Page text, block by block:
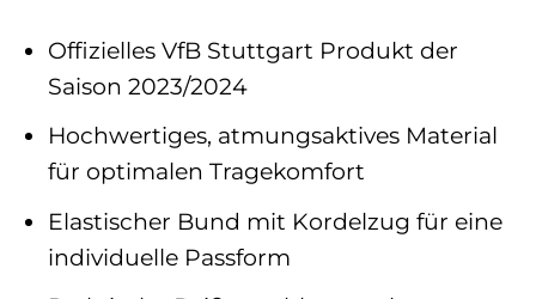
Offizielles VfB Stuttgart Produkt der
Saison 2023/2024
Hochwertiges, atmungsaktives Material
für optimalen Tragekomfort
Elastischer Bund mit Kordelzug für eine
individuelle Passform